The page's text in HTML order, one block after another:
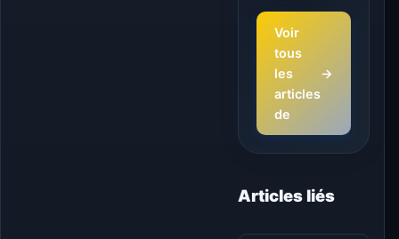
Voir
tous
les
articles
de
→
Articles liés